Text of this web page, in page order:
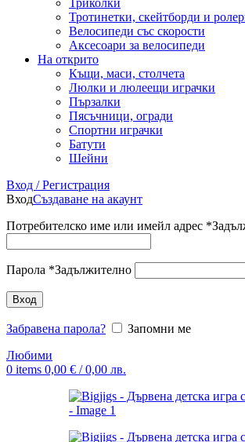
Триколки
Тротинетки, скейтборди и
Велосипеди със скорости
Аксесоари за велосипеди
На открито
Къщи, маси, столчета
Люлки и люлеещи играчки
Пързалки
Пясъчници, огради
Спортни играчки
Батути
Шейни
Вход / Регистрация
ВходСъздаване на акаунт
Потребителско име или имейл адрес *
Парола *Задължително
Вход
Забравена парола?
Запомни ме
Любими
0 items 0,00 € / 0,00 лв.